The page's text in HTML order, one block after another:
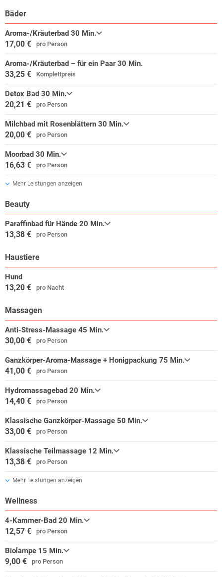
Bäder
Aroma-/Kräuterbad 30 Min.
17,00 € pro Person
Aroma-/Kräuterbad – für ein Paar 30 Min.
33,25 € Komplettpreis
Detox Bad 30 Min.
20,21 € pro Person
Milchbad mit Rosenblättern 30 Min.
20,00 € pro Person
Moorbad 30 Min.
16,63 € pro Person
Mehr Leistungen anzeigen
Beauty
Paraffinbad für Hände 20 Min.
13,38 € pro Person
Haustiere
Hund
13,20 € pro Nacht
Massagen
Anti-Stress-Massage 45 Min.
30,00 € pro Person
Ganzkörper-Aroma-Massage + Honigpackung 75 Min.
41,00 € pro Person
Hydromassagebad 20 Min.
14,40 € pro Person
Klassische Ganzkörper-Massage 50 Min.
33,00 € pro Person
Klassische Teilmassage 12 Min.
13,38 € pro Person
Mehr Leistungen anzeigen
Wellness
4-Kammer-Bad 20 Min.
12,57 € pro Person
Biolampe 15 Min.
9,00 € pro Person